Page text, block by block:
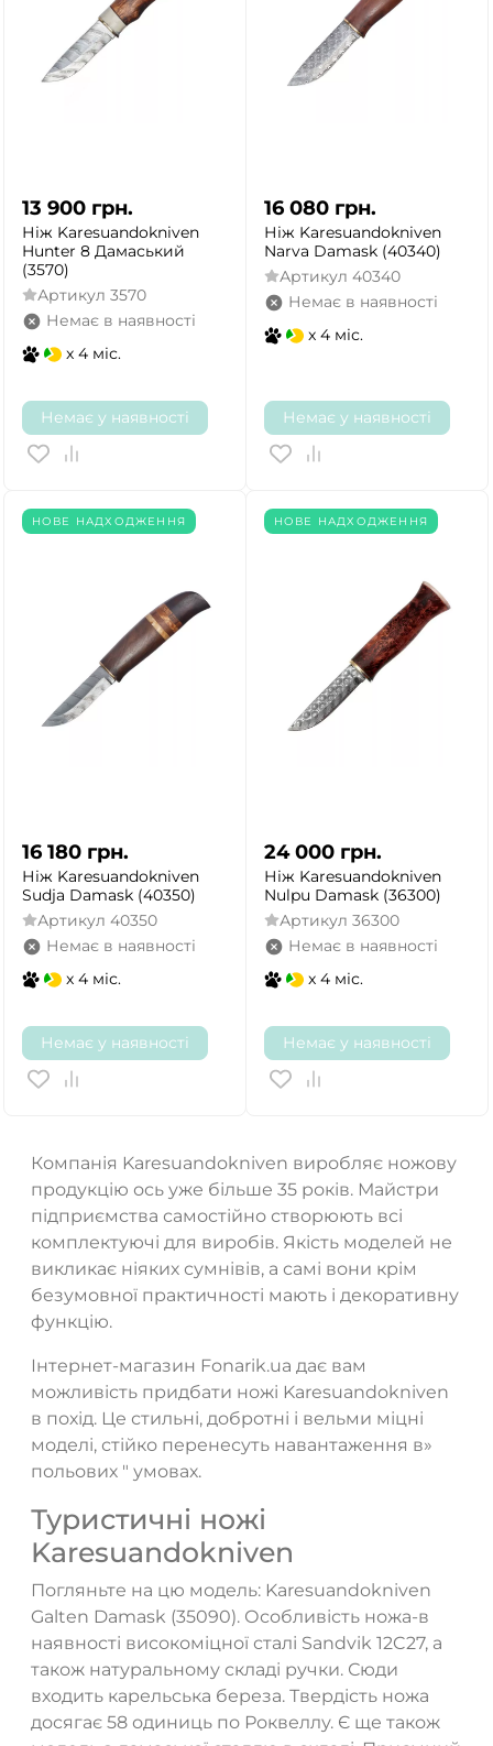
13 900 грн.
Ніж Karesuandokniven
Hunter 8 Дамаський
(3570)
Артикул 3570
Немає в наявності
x 4 міс.
Немає у наявності
16 080 грн.
Ніж Karesuandokniven
Narva Damask (40340)
Артикул 40340
Немає в наявності
x 4 міс.
Немає у наявності
НОВЕ НАДХОДЖЕННЯ
16 180 грн.
Ніж Karesuandokniven
Sudja Damask (40350)
Артикул 40350
Немає в наявності
x 4 міс.
Немає у наявності
НОВЕ НАДХОДЖЕННЯ
24 000 грн.
Ніж Karesuandokniven
Nulpu Damask (36300)
Артикул 36300
Немає в наявності
x 4 міс.
Немає у наявності
Компанія Karesuandokniven виробляє ножову
продукцію ось уже більше 35 років. Майстри
підприємства самостійно створюють всі
комплектуючі для виробів. Якість моделей не
викликає ніяких сумнівів, а самі вони крім
безумовної практичності мають і декоративну
функцію.
Інтернет-магазин Fonarik.ua дає вам
можливість придбати ножі Karesuandokniven
в похід. Це стильні, добротні і вельми міцні
моделі, стійко перенесуть навантаження в»
польових " умовах.
Туристичні ножі
Karesuandokniven
Погляньте на цю модель: Karesuandokniven
Galten Damask (35090). Особливість ножа-в
наявності високоміцної сталі Sandvik 12C27, а
також натуральному складі ручки. Сюди
входить карельська береза. Твердість ножа
досягає 58 одиниць по Роквеллу. Є ще також